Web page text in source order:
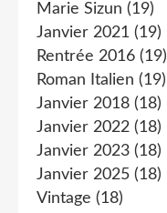
Marie Sizun (19)
Janvier 2021 (19)
Rentrée 2016 (19)
Roman Italien (19)
Janvier 2018 (18)
Janvier 2022 (18)
Janvier 2023 (18)
Janvier 2025 (18)
Vintage (18)